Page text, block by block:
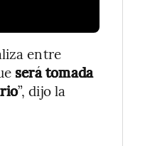
entre
será tomada
”, dijo la